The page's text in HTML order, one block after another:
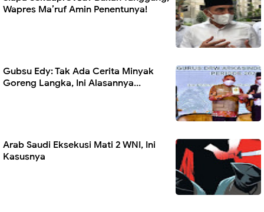
Wapres Ma’ruf Amin Penentunya!
Gubsu Edy: Tak Ada Cerita Minyak
Goreng Langka, Ini Alasannya...
Arab Saudi Eksekusi Mati 2 WNI, Ini
Kasusnya